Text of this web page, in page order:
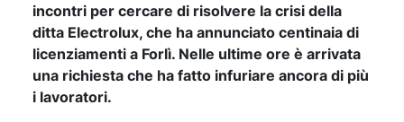
incontri per cercare di risolvere la crisi della
ditta Electrolux, che ha annunciato centinaia di
licenziamenti a Forlì. Nelle ultime ore è arrivata
una richiesta che ha fatto infuriare ancora di più
i lavoratori.